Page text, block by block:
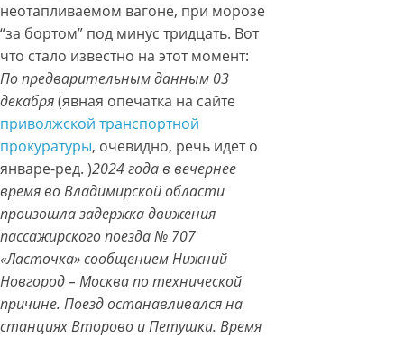
неотапливаемом вагоне, при морозе
“за бортом” под минус тридцать. Вот
что стало известно на этот момент:
По предварительным данным 03
декабря(явная опечатка на сайте
приволжской транспортной
прокуратуры, очевидно, речь идет о
январе-ред. )2024 года в вечернее
время во Владимирской области
произошла задержка движения
пассажирского поезда № 707
«Ласточка» сообщением Нижний
Новгород – Москва по технической
причине. Поезд останавливался на
станциях Второво и Петушки. Время